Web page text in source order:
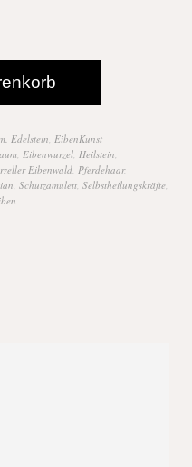
Edelstein EibenKunst
Eibenwurzel Heilstein
Eibenwald Pferdehaar,
Schutzamulett Selbstheilungskräfte